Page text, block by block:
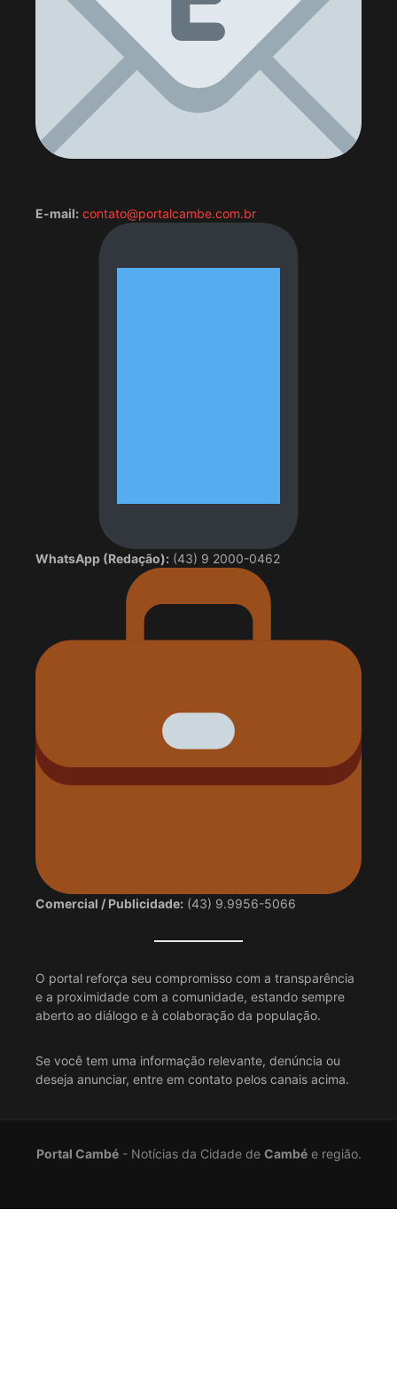
E-mail: contato@portalcambe.com.br
WhatsApp (Redação): (43) 9 2000-0462
Comercial / Publicidade: (43) 9.9956-5066
O portal reforça seu compromisso com a transparência
e a proximidade com a comunidade, estando sempre
aberto ao diálogo e à colaboração da população.
Se você tem uma informação relevante, denúncia ou
deseja anunciar, entre em contato pelos canais acima.
Portal Cambé- Notícias da Cidade de Cambée região.